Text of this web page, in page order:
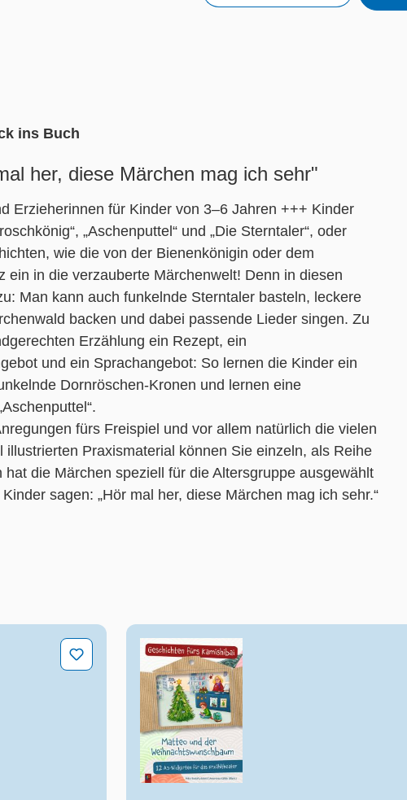
ins Buch
her, diese Märchen mag ich sehr"
Erzieherinnen für Kinder von 3–6 Jahren +++ Kinder
„Aschenputtel“ und „Die Sterntaler“, oder
wie die von der Bienenkönigin oder dem
ein in die verzauberte Märchenwelt! Denn in diesen
Man kann auch funkelnde Sterntaler basteln, leckere
backen und dabei passende Lieder singen. Zu
Erzählung ein Rezept, ein
und ein Sprachangebot: So lernen die Kinder ein
Dornröschen-Kronen und lernen eine
fürs Freispiel und vor allem natürlich die vielen
Praxismaterial können Sie einzeln, als Reihe
die Märchen speziell für die Altersgruppe ausgewählt
sagen: „Hör mal her, diese Märchen mag ich sehr.“
Matteo und der Weihnachtswunschbaum